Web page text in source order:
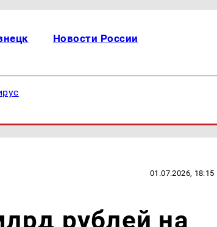
Новости России
01.07.2026, 18:15
рублей на